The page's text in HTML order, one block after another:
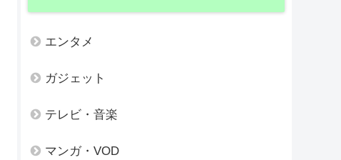
エンタメ
ガジェット
テレビ・音楽
マンガ・VOD